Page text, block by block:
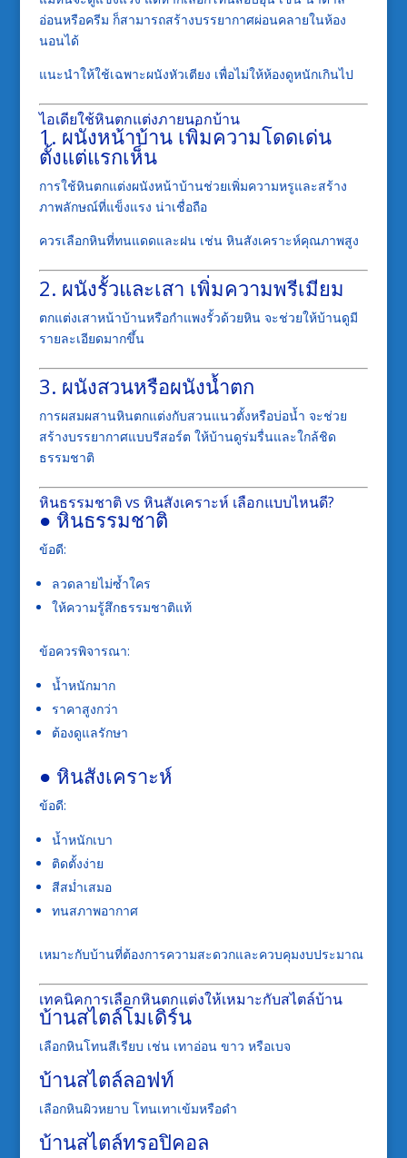
อ่อนหรือครีม ก็สามารถสร้างบรรยากาศผ่อนคลายในห้อง
นอนได้
แนะนำให้ใช้เฉพาะผนังหัวเตียง เพื่อไม่ให้ห้องดูหนักเกินไป
ไอเดียใช้หินตกแต่งภายนอกบ้าน
1. ผนังหน้าบ้าน เพิ่มความโดดเด่น
ตั้งแต่แรกเห็น
การใช้หินตกแต่งผนังหน้าบ้านช่วยเพิ่มความหรูและสร้าง
ภาพลักษณ์ที่แข็งแรง น่าเชื่อถือ
ควรเลือกหินที่ทนแดดและฝน เช่น หินสังเคราะห์คุณภาพสูง
2. ผนังรั้วและเสา เพิ่มความพรีเมียม
ตกแต่งเสาหน้าบ้านหรือกำแพงรั้วด้วยหิน จะช่วยให้บ้านดูมี
รายละเอียดมากขึ้น
3. ผนังสวนหรือผนังน้ำตก
การผสมผสานหินตกแต่งกับสวนแนวตั้งหรือบ่อน้ำ จะช่วย
สร้างบรรยากาศแบบรีสอร์ต ให้บ้านดูร่มรื่นและใกล้ชิด
ธรรมชาติ
หินธรรมชาติ vs หินสังเคราะห์ เลือกแบบไหนดี?
● หินธรรมชาติ
ข้อดี:
ลวดลายไม่ซ้ำใคร
ให้ความรู้สึกธรรมชาติแท้
ข้อควรพิจารณา:
น้ำหนักมาก
ราคาสูงกว่า
ต้องดูแลรักษา
● หินสังเคราะห์
ข้อดี:
น้ำหนักเบา
ติดตั้งง่าย
สีสม่ำเสมอ
ทนสภาพอากาศ
เหมาะกับบ้านที่ต้องการความสะดวกและควบคุมงบประมาณ
เทคนิคการเลือกหินตกแต่งให้เหมาะกับสไตล์บ้าน
บ้านสไตล์โมเดิร์น
เลือกหินโทนสีเรียบ เช่น เทาอ่อน ขาว หรือเบจ
บ้านสไตล์ลอฟท์
เลือกหินผิวหยาบ โทนเทาเข้มหรือดำ
บ้านสไตล์ทรอปิคอล